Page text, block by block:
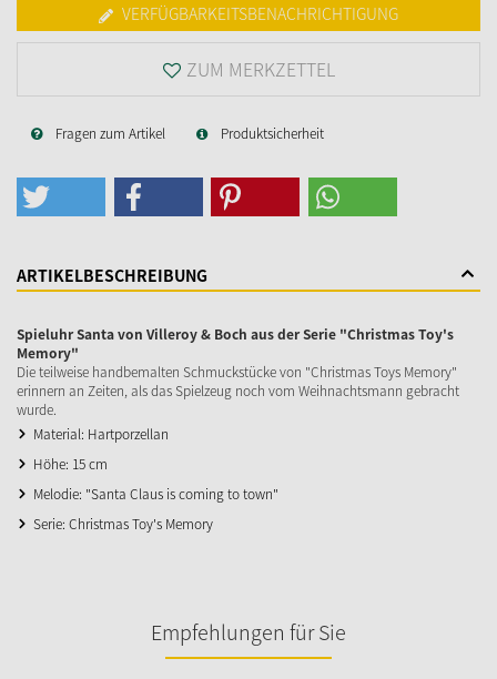
VERFÜGBARKEITSBENACHRICHTIGUNG
ZUM MERKZETTEL
Fragen zum Artikel Produktsicherheit
ARTIKELBESCHREIBUNG
Spieluhr Santa von Villeroy & Boch aus der Serie "Christmas Toy's
Memory"
Die teilweise handbemalten Schmuckstücke von "Christmas Toys Memory"
erinnern an Zeiten, als das Spielzeug noch vom Weihnachtsmann gebracht
wurde.
Material: Hartporzellan
Höhe: 15 cm
Melodie: "Santa Claus is coming to town"
Serie: Christmas Toy's Memory
Empfehlungen für Sie